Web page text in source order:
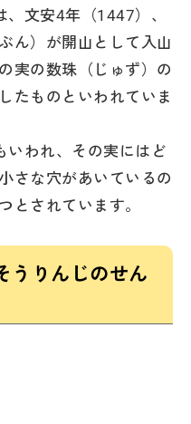
文安4年（1447）、
ん）が開山として入山
実の数珠（じゅず）の
たものといわれていま
いわれ、その実にはど
さな穴があいているの
とされています。
うりんじのせん